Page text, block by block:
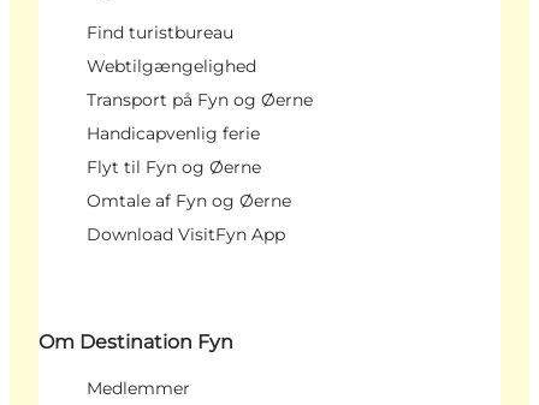
Find turistbureau
Webtilgængelighed
Transport på Fyn og Øerne
Handicapvenlig ferie
Flyt til Fyn og Øerne
Omtale af Fyn og Øerne
Download VisitFyn App
Om Destination Fyn
Medlemmer